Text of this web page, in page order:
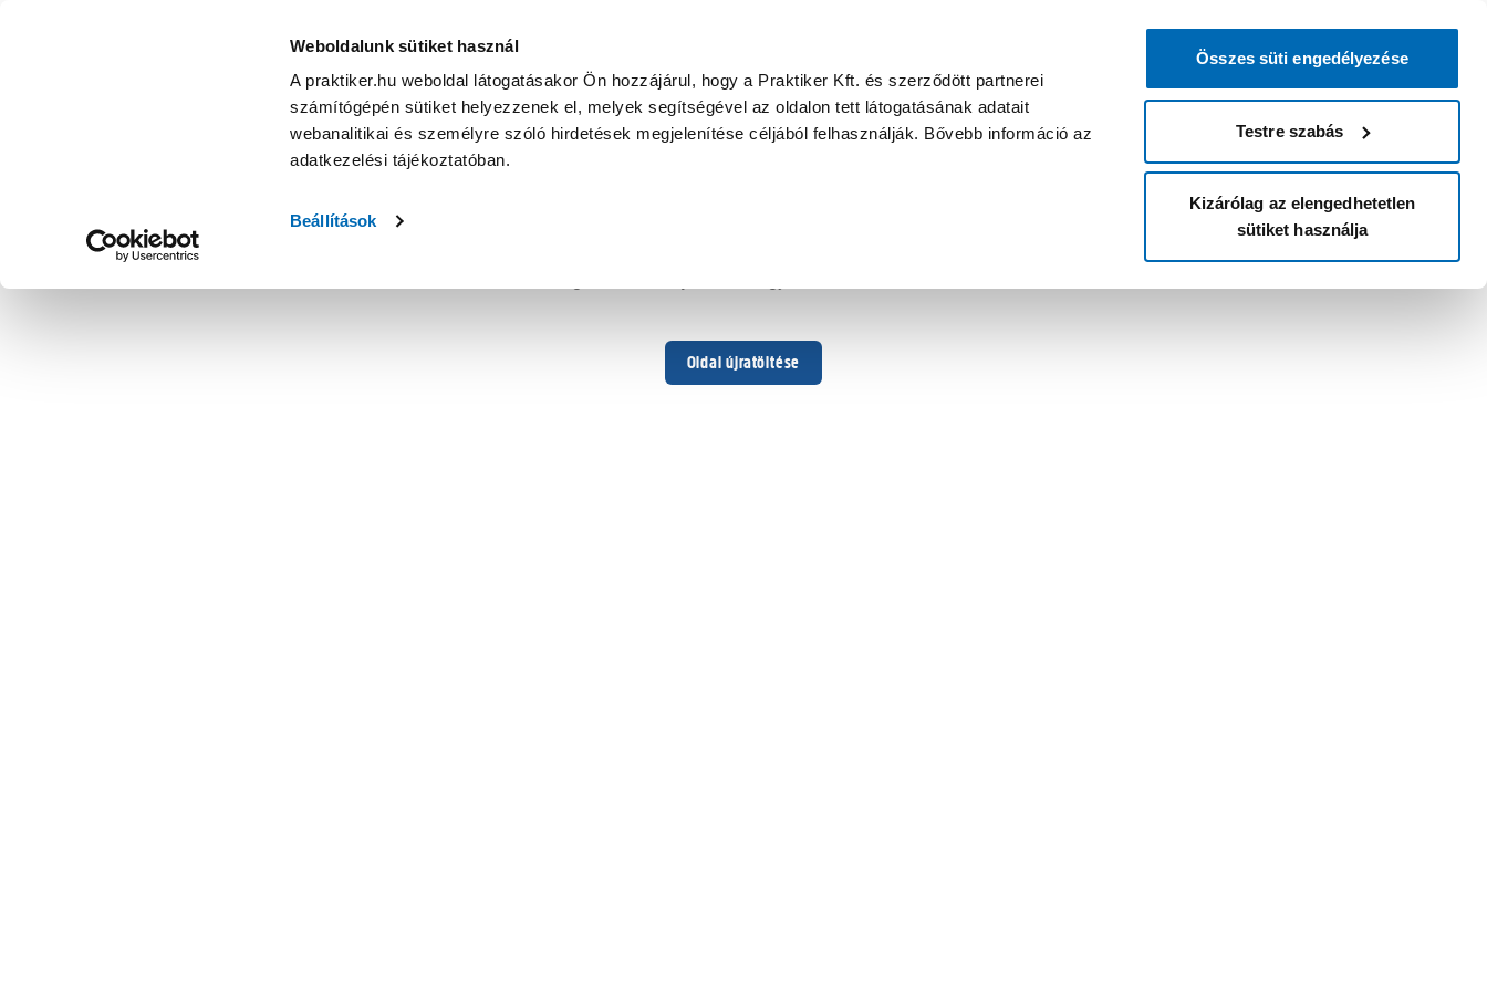
Weboldalunk sütiket használ
A praktiker.hu weboldal látogatásakor Ön hozzájárul, hogy a Praktiker Kft. és szerződött partnerei
számítógépén sütiket helyezzenek el, melyek segítségével az oldalon tett látogatásának adatait
webanalitikai és személyre szóló hirdetések megjelenítése céljából felhasználják. Bővebb információ az
adatkezelési tájékoztatóban.
Beállítások
Összes süti engedélyezése
Testre szabás
Kizárólag az elengedhetetlen
sütiket használja
Oldal újratöltése